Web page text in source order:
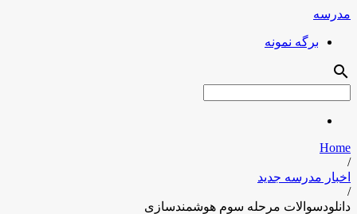
مدرسه
برگه نمونه
search
Home
/
اخبار مدرسه جدید
/
دانلودسوالات مرحله سوم هوشمندسازی